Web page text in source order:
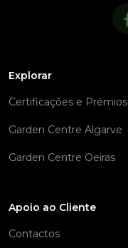
Explorar
Certificações e Prémios
Garden Centre Algarve
Garden Centre Oeiras
Apoio ao Cliente
Contactos